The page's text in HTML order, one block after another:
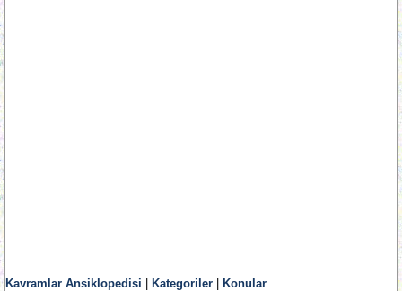
Kavramlar Ansiklopedisi Kategoriler Konular